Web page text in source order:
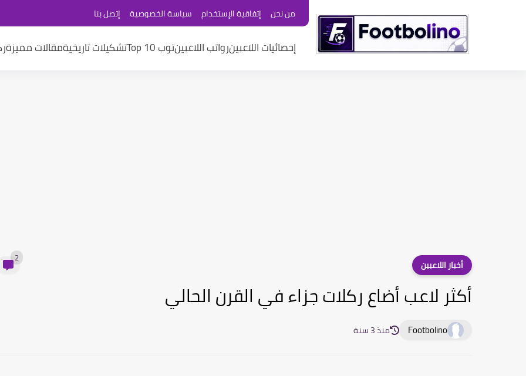
من نحن إتفاقية الإستخدام سياسة الخصوصية إتصل بنا
إحصائيات اللاعبينرواتب اللاعبينتوب 10 Top تشكيلات تاريخيةمقالات مميزة
أخبار اللاعبين 2
أكثر لاعب أضاع ركلات جزاء في القرن الحالي
Footbolino منذ 3 سنة